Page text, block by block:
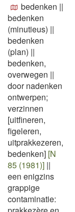
bedenken ||
bedenken
(minutieus) ||
bedenken
(plan) ||
bedenken,
overwegen ||
door nadenken
ontwerpen;
verzinnen
[uitfineren,
figeleren,
uitprakkezeren,
bedenken] [N
85 (1981)] ||
een enigzins
grappige
contaminatie: